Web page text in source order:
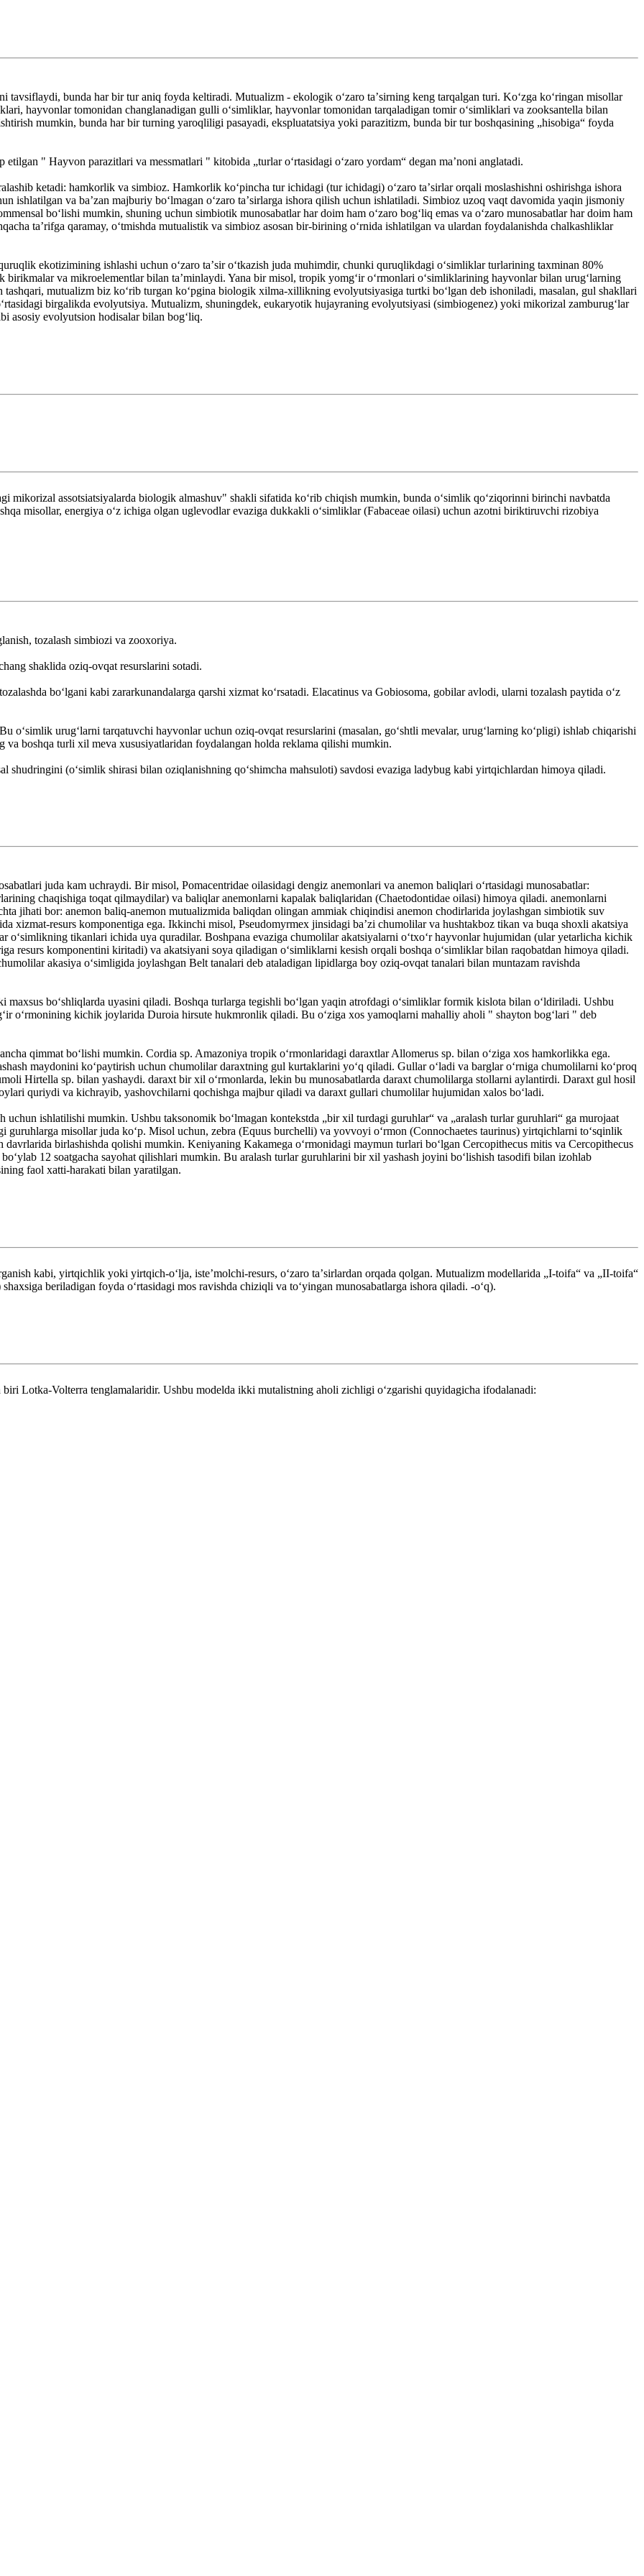
tavsiflaydi, bunda har bir tur aniq foyda keltiradi. Mutualizm - ekologik oʻzaro taʼsirning keng tarqalgan turi. Koʻzga koʻringan misollar
hayvonlar tomonidan changlanadigan gulli oʻsimliklar, hayvonlar tomonidan tarqaladigan tomir oʻsimliklari va zooksantella bilan
mumkin, bunda har bir turning yaroqliligi pasayadi, ekspluatatsiya yoki parazitizm, bunda bir tur boshqasining „hisobiga“ foyda
" Hayvon parazitlari va messmatlari " kitobida „turlar oʻrtasidagi oʻzaro yordam“ degan maʼnoni anglatadi.
ketadi: hamkorlik va simbioz. Hamkorlik koʻpincha tur ichidagi (tur ichidagi) oʻzaro taʼsirlar orqali moslashishni oshirishga ishora
ishlatilgan va baʼzan majburiy boʻlmagan oʻzaro taʼsirlarga ishora qilish uchun ishlatiladi. Simbioz uzoq vaqt davomida yaqin jismoniy
boʻlishi mumkin, shuning uchun simbiotik munosabatlar har doim ham oʻzaro bogʻliq emas va oʻzaro munosabatlar har doim ham
taʼrifga qaramay, oʻtmishda mutualistik va simbioz asosan bir-birining oʻrnida ishlatilgan va ulardan foydalanishda chalkashliklar
ekotizimining ishlashi uchun oʻzaro taʼsir oʻtkazish juda muhimdir, chunki quruqlikdagi oʻsimliklar turlarining taxminan 80%
va mikroelementlar bilan taʼminlaydi. Yana bir misol, tropik yomgʻir oʻrmonlari oʻsimliklarining hayvonlar bilan urugʻlarning
mutualizm biz koʻrib turgan koʻpgina biologik xilma-xillikning evolyutsiyasiga turtki boʻlgan deb ishoniladi, masalan, gul shakllari
birgalikda evolyutsiya. Mutualizm, shuningdek, eukaryotik hujayraning evolyutsiyasi (simbiogenez) yoki mikorizal zamburugʻlar
asosiy evolyutsion hodisalar bilan bogʻliq.
mikorizal assotsiatsiyalarda biologik almashuv" shakli sifatida koʻrib chiqish mumkin, bunda oʻsimlik qoʻziqorinni birinchi navbatda
misollar, energiya oʻz ichiga olgan uglevodlar evaziga dukkakli oʻsimliklar (Fabaceae oilasi) uchun azotni biriktiruvchi rizobiya
tozalash simbiozi va zooxoriya.
shaklida oziq-ovqat resurslarini sotadi.
boʻlgani kabi zararkunandalarga qarshi xizmat koʻrsatadi. Elacatinus va Gobiosoma, gobilar avlodi, ularni tozalash paytida oʻz
oʻsimlik urugʻlarni tarqatuvchi hayvonlar uchun oziq-ovqat resurslarini (masalan, goʻshtli mevalar, urugʻlarning koʻpligi) ishlab chiqarishi
va boshqa turli xil meva xususiyatlaridan foydalangan holda reklama qilishi mumkin.
shudringini (oʻsimlik shirasi bilan oziqlanishning qoʻshimcha mahsuloti) savdosi evaziga ladybug kabi yirtqichlardan himoya qiladi.
juda kam uchraydi. Bir misol, Pomacentridae oilasidagi dengiz anemonlari va anemon baliqlari oʻrtasidagi munosabatlar:
chaqishiga toqat qilmaydilar) va baliqlar anemonlarni kapalak baliqlaridan (Chaetodontidae oilasi) himoya qiladi. anemonlarni
jihati bor: anemon baliq-anemon mutualizmida baliqdan olingan ammiak chiqindisi anemon chodirlarida joylashgan simbiotik suv
xizmat-resurs komponentiga ega. Ikkinchi misol, Pseudomyrmex jinsidagi baʼzi chumolilar va hushtakboz tikan va buqa shoxli akatsiya
oʻsimlikning tikanlari ichida uya quradilar. Boshpana evaziga chumolilar akatsiyalarni oʻtxoʻr hayvonlar hujumidan (ular yetarlicha kichik
resurs komponentini kiritadi) va akatsiyani soya qiladigan oʻsimliklarni kesish orqali boshqa oʻsimliklar bilan raqobatdan himoya qiladi.
akasiya oʻsimligida joylashgan Belt tanalari deb ataladigan lipidlarga boy oziq-ovqat tanalari bilan muntazam ravishda
boʻshliqlarda uyasini qiladi. Boshqa turlarga tegishli boʻlgan yaqin atrofdagi oʻsimliklar formik kislota bilan oʻldiriladi. Ushbu
oʻrmonining kichik joylarida Duroia hirsute hukmronlik qiladi. Bu oʻziga xos yamoqlarni mahalliy aholi " shayton bogʻlari " deb
qimmat boʻlishi mumkin. Cordia sp. Amazoniya tropik oʻrmonlaridagi daraxtlar Allomerus sp. bilan oʻziga xos hamkorlikka ega.
maydonini koʻpaytirish uchun chumolilar daraxtning gul kurtaklarini yoʻq qiladi. Gullar oʻladi va barglar oʻrniga chumolilarni koʻproq
Hirtella sp. bilan yashaydi. daraxt bir xil oʻrmonlarda, lekin bu munosabatlarda daraxt chumolilarga stollarni aylantirdi. Daraxt gul hosil
quriydi va kichrayib, yashovchilarni qochishga majbur qiladi va daraxt gullari chumolilar hujumidan xalos boʻladi.
ishlatilishi mumkin. Ushbu taksonomik boʻlmagan kontekstda „bir xil turdagi guruhlar“ va „aralash turlar guruhlari“ ga murojaat
misollar juda koʻp. Misol uchun, zebra (Equus burchelli) va yovvoyi oʻrmon (Connochaetes taurinus) yirtqichlarni toʻsqinlik
davrlarida birlashishda qolishi mumkin. Keniyaning Kakamega oʻrmonidagi maymun turlari boʻlgan Cercopithecus mitis va Cercopithecus
12 soatgacha sayohat qilishlari mumkin. Bu aralash turlar guruhlarini bir xil yashash joyini boʻlishish tasodifi bilan izohlab
faol xatti-harakati bilan yaratilgan.
kabi, yirtqichlik yoki yirtqich-oʻlja, isteʼmolchi-resurs, oʻzaro taʼsirlardan orqada qolgan. Mutualizm modellarida „I-toifa“ va „II-toifa“
beriladigan foyda oʻrtasidagi mos ravishda chiziqli va toʻyingan munosabatlarga ishora qiladi. -oʻq).
Lotka-Volterra tenglamalaridir. Ushbu modelda ikki mutalistning aholi zichligi oʻzgarishi quyidagicha ifodalanadi: